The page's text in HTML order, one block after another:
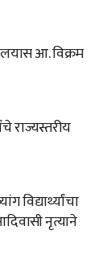
आ. विक्रम
राज्यस्तरीय
विद्यार्थ्यांचा
नृत्याने